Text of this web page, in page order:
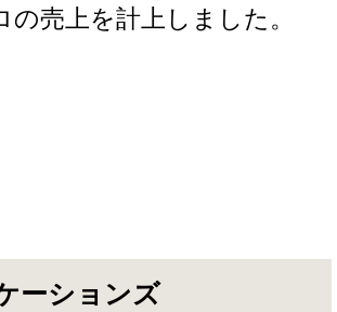
ーションズ
売上を計上しました。